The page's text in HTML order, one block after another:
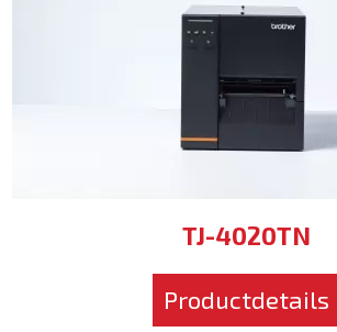
TJ-4020TN
Productdetails